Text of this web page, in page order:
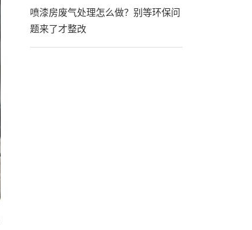
喷漆房废气处理怎么做？别等环保问
题来了才整改